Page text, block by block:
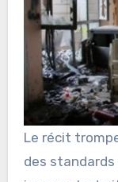
Le récit
des standards